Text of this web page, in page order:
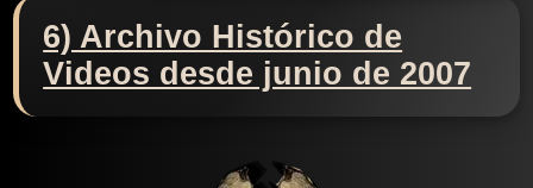
6) Archivo Histórico de
Videos desde junio de 2007